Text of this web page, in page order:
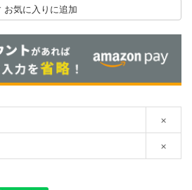
お気に入りに追加
×
×